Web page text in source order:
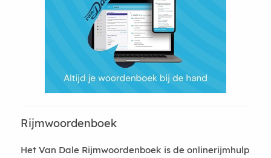
Rijmwoordenboek
Het Van Dale Rijmwoordenboek is de onlinerijmhulp